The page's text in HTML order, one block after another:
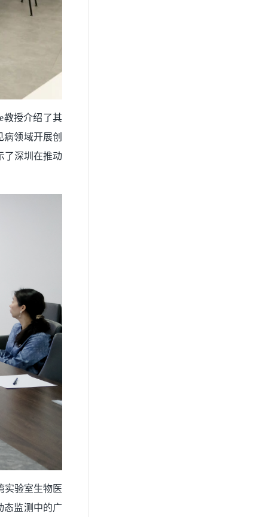
教授介绍了其
病领域开展创
了深圳在推动
实验室生物医
态监测中的广